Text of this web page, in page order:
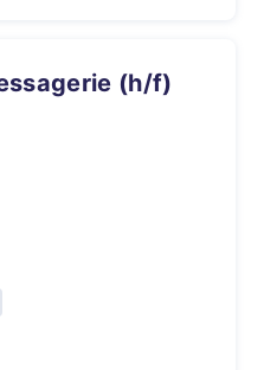
(h/f)